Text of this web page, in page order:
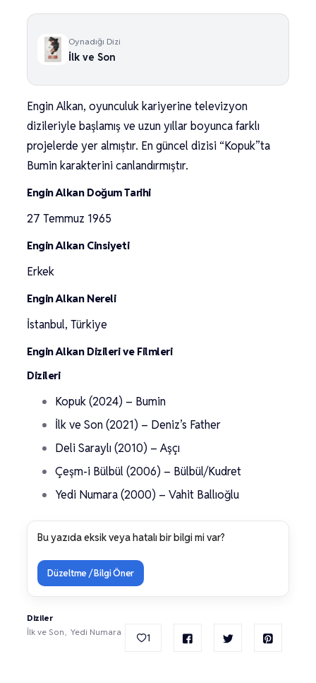
Oynadığı Dizi
İlk ve Son
Engin Alkan, oyunculuk kariyerine televizyon
dizileriyle başlamış ve uzun yıllar boyunca farklı
projelerde yer almıştır. En güncel dizisi “Kopuk”ta
Bumin karakterini canlandırmıştır.
Engin Alkan Doğum Tarihi
27 Temmuz 1965
Engin Alkan Cinsiyeti
Erkek
Engin Alkan Nereli
İstanbul, Türkiye
Engin Alkan Dizileri ve Filmleri
Dizileri
Kopuk (2024) – Bumin
İlk ve Son (2021) – Deniz’s Father
Deli Saraylı (2010) – Aşçı
Çeşm-i Bülbül (2006) – Bülbül/Kudret
Yedi Numara (2000) – Vahit Ballıoğlu
Bu yazıda eksik veya hatalı bir bilgi mi var?
Düzeltme / Bilgi Öner
Diziler
İlk ve Son
Yedi Numara 1